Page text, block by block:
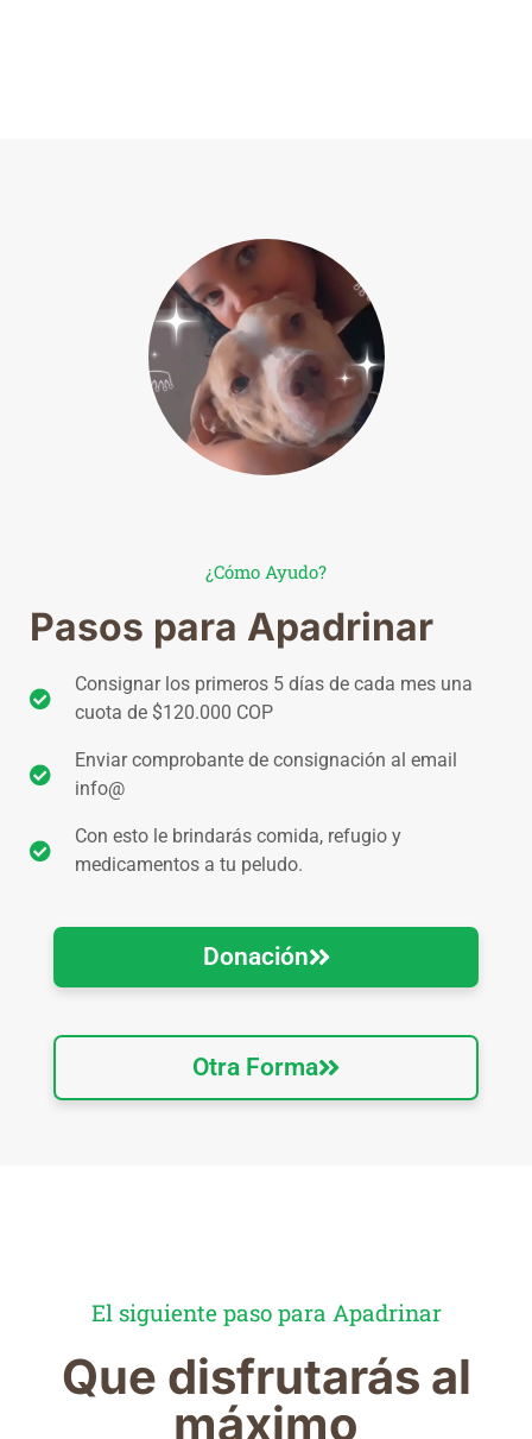
¿Cómo Ayudo?
Pasos para Apadrinar
Consignar los primeros 5 días de cada mes una
cuota de $120.000 COP
Enviar comprobante de consignación al email
info@
Con esto le brindarás comida, refugio y
medicamentos a tu peludo.
Donación
Otra Forma
El siguiente paso para Apadrinar
Que disfrutarás al
máximo